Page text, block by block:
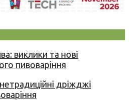
виклики та нові
пивоваріння
дріжджі